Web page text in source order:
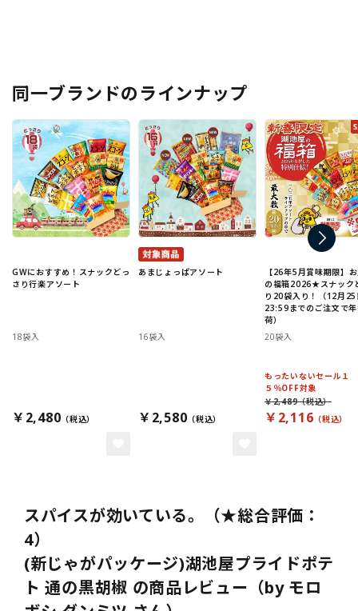
同一ブランドのラインナップ
GWにおすすめ！スナックどっ
さり行楽アソート
18袋入
￥2,480
あまじょっぱアソート
16袋入
￥2,580
【26年5月賞味期限】
の福箱2026★スナック
り20袋入り！（12月25
23:59までのご注文で
荷）
20袋入
もったいないセール１
５％OFF対象
￥2,116
￥2,489
スパイスが効いている。（★総合評価：
4）
(新じゃがパッケージ)湖池屋プライドポテ
ト 通の黒胡椒 の商品レビュー（by モロ